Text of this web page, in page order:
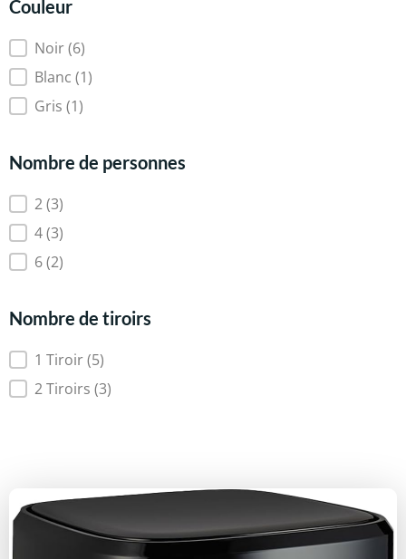
Couleur
Couleur
Noir(6)
Blanc (1)
Gris (1)
Nombre de personnes
Nombre de personnes
2(3)
4(3)
6(2)
Nombre de tiroirs
Nombre de tiroirs
1 Tiroir(5)
2 Tiroirs (3)